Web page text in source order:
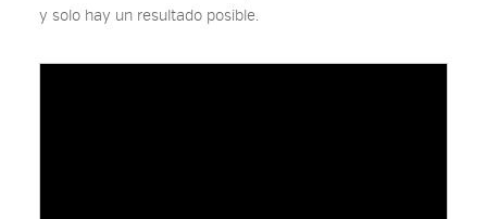
y solo hay un resultado posible.